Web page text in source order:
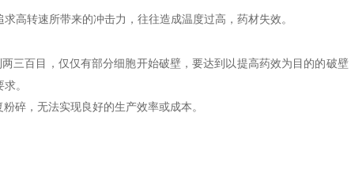
转速所带来的冲击力，往往造成温度过高，药材失效。
百目，仅仅有部分细胞开始破壁，要达到以提高药效为目的的破壁
。
碎，无法实现良好的生产效率或成本。